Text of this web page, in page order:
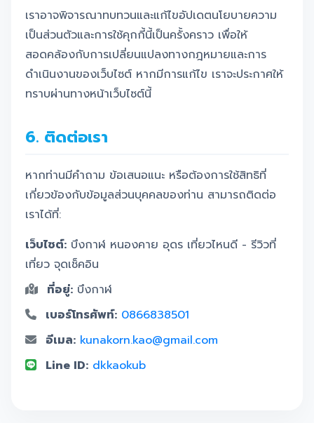
เราอาจพิจารณาทบทวนและแก้ไขอัปเดตนโยบายความ
เป็นส่วนตัวและการใช้คุกกี้นี้เป็นครั้งคราว เพื่อให้
สอดคล้องกับการเปลี่ยนแปลงทางกฎหมายและการ
ดำเนินงานของเว็บไซต์ หากมีการแก้ไข เราจะประกาศให้
ทราบผ่านทางหน้าเว็บไซต์นี้
6. ติดต่อเรา
หากท่านมีคำถาม ข้อเสนอแนะ หรือต้องการใช้สิทธิที่
เกี่ยวข้องกับข้อมูลส่วนบุคคลของท่าน สามารถติดต่อ
เราได้ที่:
เว็บไซต์: บึงกาฬ หนองคาย อุดร เที่ยวไหนดี - รีวิวที่
เที่ยว จุดเช็คอิน
ที่อยู่: บึงกาฬ
เบอร์โทรศัพท์: 0866838501
อีเมล: kunakorn.kao@gmail.com
Line ID: dkkaokub